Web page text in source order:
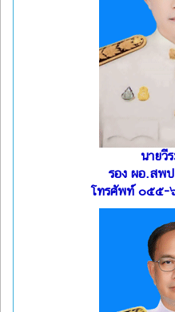
นายวี
รอง ผอ.สพ
โทรศัพท์ ๐๕๕